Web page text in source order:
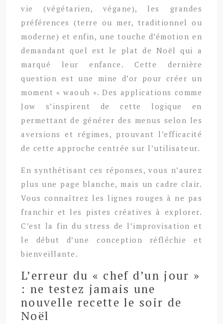
vie (végétarien, végane), les grandes
préférences (terre ou mer, traditionnel ou
moderne) et enfin, une touche d’émotion en
demandant quel est le plat de Noël qui a
marqué leur enfance. Cette dernière
question est une mine d’or pour créer un
moment « waouh ». Des applications comme
Jow s’inspirent de cette logique en
permettant de générer des menus selon les
aversions et régimes, prouvant l’efficacité
de cette approche centrée sur l’utilisateur.
En synthétisant ces réponses, vous n’aurez
plus une page blanche, mais un cadre clair.
Vous connaîtrez les lignes rouges à ne pas
franchir et les pistes créatives à explorer.
C’est la fin du stress de l’improvisation et
le début d’une conception réfléchie et
bienveillante.
L’erreur du « chef d’un jour »
: ne testez jamais une
nouvelle recette le soir de
Noël